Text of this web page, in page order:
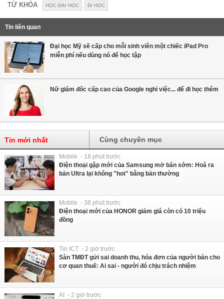
TỪ KHÓA HỌC ĐẠI HỌC ĐI HỌC
Tin liên quan
Đại học Mỹ sẽ cấp cho mỗi sinh viên một chiếc iPad Pro
miễn phí nếu dùng nó để học tập
Nữ giám đốc cấp cao của Google nghỉ việc... để đi học thêm
Tin mới nhất Cùng chuyên mục
Mobile - 18 phút trước
Điện thoại gập mới của Samsung mở bán sớm: Hoá ra
bản Ultra lại không "hot" bằng bản thường
Mobile - 38 phút trước
Điện thoại mới của HONOR giảm giá còn có 10 triệu
đồng
Tin ICT - 2 giờ trước
Sàn TMĐT gửi sai doanh thu, hóa đơn của người bán cho
cơ quan thuế: Ai sai - người đó chịu trách nhiệm
AI - 2 giờ trước